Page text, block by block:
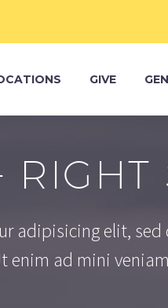
GIVE
adipisicing elit,
enim ad mini